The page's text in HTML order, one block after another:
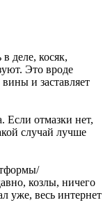
деле, косяк,
Это вроде
и заставляет
Если отмазки нет,
случай лучше
козлы, ничего
уже, весь интернет